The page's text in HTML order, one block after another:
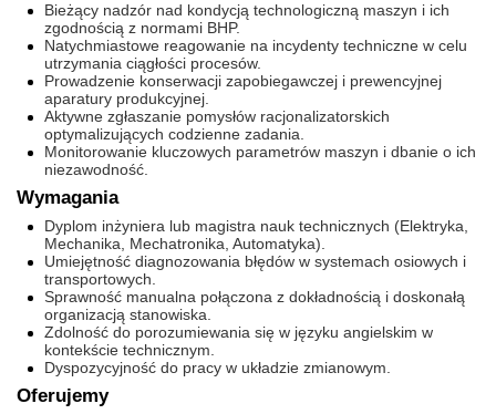
Bieżący nadzór nad kondycją technologiczną maszyn i ich
zgodnością z normami BHP.
Natychmiastowe reagowanie na incydenty techniczne w celu
utrzymania ciągłości procesów.
Prowadzenie konserwacji zapobiegawczej i prewencyjnej
aparatury produkcyjnej.
Aktywne zgłaszanie pomysłów racjonalizatorskich
optymalizujących codzienne zadania.
Monitorowanie kluczowych parametrów maszyn i dbanie o ich
niezawodność.
Wymagania
Dyplom inżyniera lub magistra nauk technicznych (Elektryka,
Mechanika, Mechatronika, Automatyka).
Umiejętność diagnozowania błędów w systemach osiowych i
transportowych.
Sprawność manualna połączona z dokładnością i doskonałą
organizacją stanowiska.
Zdolność do porozumiewania się w języku angielskim w
kontekście technicznym.
Dyspozycyjność do pracy w układzie zmianowym.
Oferujemy